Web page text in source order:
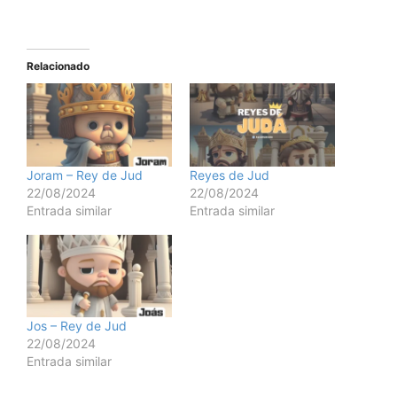
Relacionado
Joram – Rey de Jud
22/08/2024
Entrada similar
Reyes de Jud
22/08/2024
Entrada similar
Jos – Rey de Jud
22/08/2024
Entrada similar